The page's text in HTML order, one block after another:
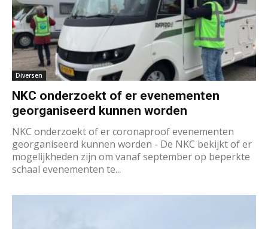
Diversen
NKC onderzoekt of er evenementen
georganiseerd kunnen worden
NKC onderzoekt of er coronaproof evenementen
georganiseerd kunnen worden - De NKC bekijkt of er
mogelijkheden zijn om vanaf september op beperkte
schaal evenementen te...